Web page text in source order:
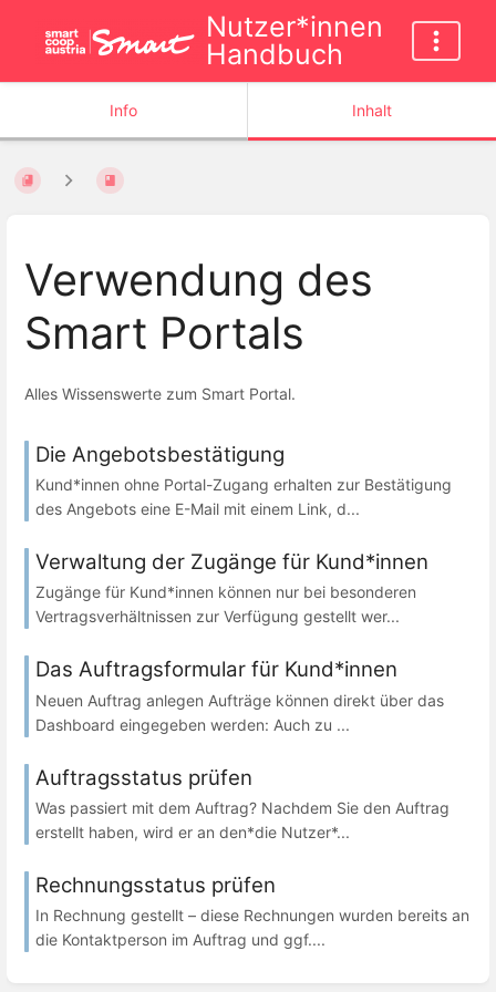
Nutzer*innen
Handbuch
Info Inhalt
Verwendung des
Smart Portals
Alles Wissenswerte zum Smart Portal.
Die Angebotsbestätigung
Kund*innen ohne Portal-Zugang erhalten zur Bestätigung
des Angebots eine E-Mail mit einem Link, d...
Verwaltung der Zugänge für Kund*innen
Zugänge für Kund*innen können nur bei besonderen
Vertragsverhältnissen zur Verfügung gestellt wer...
Das Auftragsformular für Kund*innen
Neuen Auftrag anlegen Aufträge können direkt über das
Dashboard eingegeben werden: Auch zu ...
Auftragsstatus prüfen
Was passiert mit dem Auftrag? Nachdem Sie den Auftrag
erstellt haben, wird er an den*die Nutzer*...
Rechnungsstatus prüfen
In Rechnung gestellt – diese Rechnungen wurden bereits an
die Kontaktperson im Auftrag und ggf....